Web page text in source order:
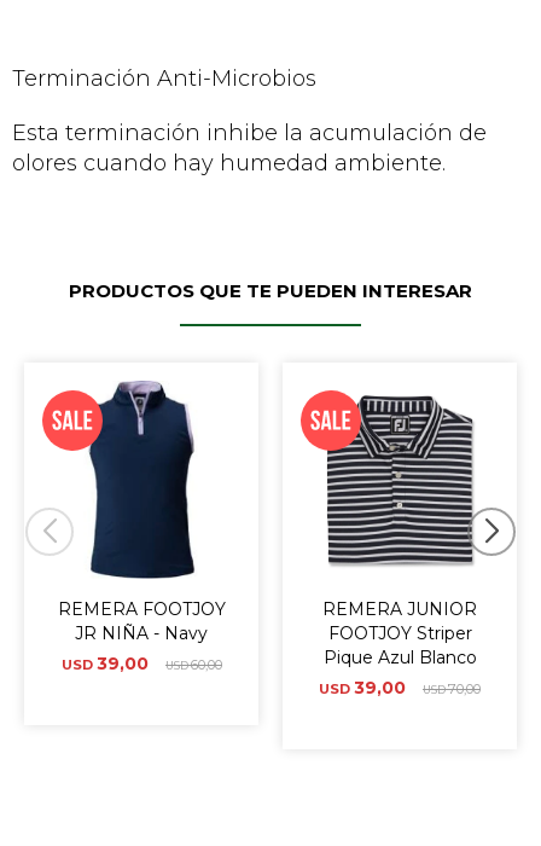
Terminación Anti-Microbios
Esta terminación inhibe la acumulación de
olores cuando hay humedad ambiente.
PRODUCTOS QUE TE PUEDEN INTERESAR
REMERA FOOTJOY
JR NIÑA - Navy
USD 39,00 USD60,00
REMERA JUNIOR
FOOTJOY Striper
Pique Azul Blanco
USD 39,00 USD70,00